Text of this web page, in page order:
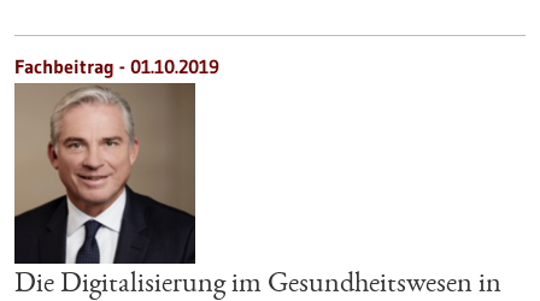
Fachbeitrag - 01.10.2019
Die Digitalisierung im Gesundheitswesen in